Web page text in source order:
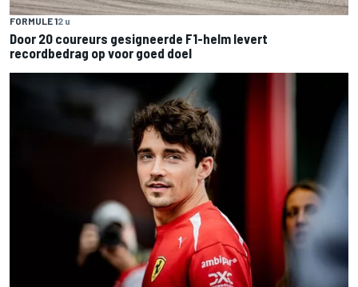
FORMULE 12 u
Door 20 coureurs gesigneerde F1-helm levert
recordbedrag op voor goed doel